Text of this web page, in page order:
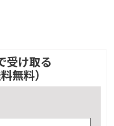
受け取る
料無料）